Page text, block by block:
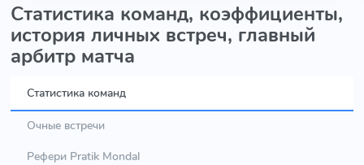
Статистика команд, коэффициенты,
история личных встреч, главный
арбитр матча
Статистика команд
Очные встречи
Рефери Pratik Mondal